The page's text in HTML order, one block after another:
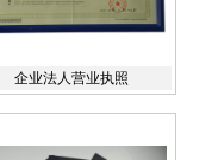
企业法人营业执照